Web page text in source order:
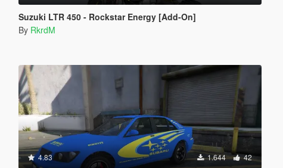
Suzuki LTR 450 - Rockstar Energy [Add-On]
By RkrdM
4.83 1.644 42